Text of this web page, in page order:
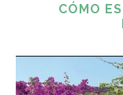
CÓMO